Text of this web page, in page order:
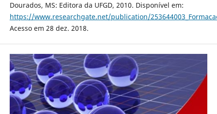
Dourados, MS: Editora da UFGD, 2010. Disponível em:
https://www.researchgate.net/publication/
Acesso em 28 dez. 2018.